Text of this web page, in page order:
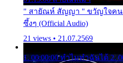
" สายัณห์ สัญญา " ขวัญใจคนเ
ซึ้งๆ (Official Audio)
21 views • 21.07.2569
1. 00:00:00 ทำไมทำฉันได้ 2.